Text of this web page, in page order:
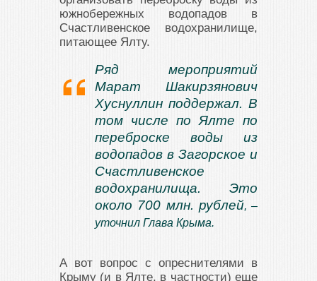
южнобережных водопадов в
Счастливенское водохранилище,
питающее Ялту.
Ряд мероприятий
Марат Шакирзянович
Хуснуллин поддержал. В
том числе по Ялте по
переброске воды из
водопадов в Загорское и
Счастливенское
водохранилища. Это
около 700 млн. рублей, –
уточнил Глава Крыма.
А вот вопрос с опреснителями в
Крыму (и в Ялте, в частности) еще